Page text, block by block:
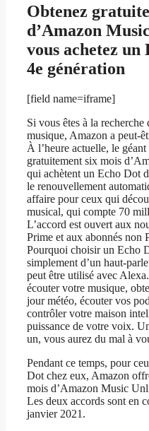
Obtenez
d’Amazon
vous achetez un
4e génération
[field name=iframe]
Si vous êtes à la
musique, Amazon a peut-
À l’heure actuelle, le
gratuitement six mois
qui achètent un Echo Dot
le renouvellement
affaire pour ceux qui
musical, qui compte 70
L’accord est ouvert aux
Prime et aux abonnés non
Pourquoi choisir un Echo
simplement d’un haut-
peut être utilisé avec
écouter votre musique,
jour météo, écouter vos
contrôler votre maison
puissance de votre voix.
un, vous aurez du mal à
Pendant ce temps, pour
Dot chez eux, Amazon
mois d’Amazon Music
Les deux accords sont en
janvier 2021.